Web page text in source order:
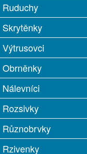
Ruduchy
Skrytěnky
Výtrusovci
Obrněnky
Nálevníci
Rozsivky
Různobrvky
Rzivenky